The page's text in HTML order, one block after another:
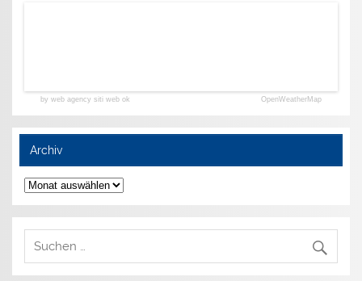
by web agency siti web ok OpenWeatherMap
Archiv
Archiv